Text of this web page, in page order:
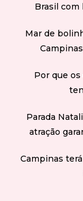
Brasil com
Mar de
Por que
Parada
atração
Campinas